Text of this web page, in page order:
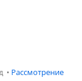
• Рассмотрение